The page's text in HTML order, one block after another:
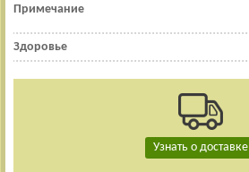
Примечание
Здоровье
Узнать о доставке